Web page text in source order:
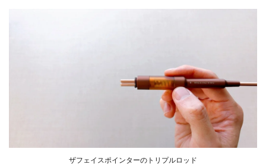
ザフェイスポインターのトリプルロッド